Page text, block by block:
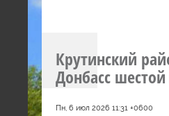
Крутинский
Донбасс
Пн, 6 июл 2026 11:31 +0600